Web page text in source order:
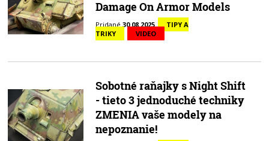
Damage On Armor Models
Pridané30.08.2025
TIPY A
TRIKY
VIDEO
Sobotné raňajky s Night Shift
- tieto 3 jednoduché techniky
ZMENIA vaše modely na
nepoznanie!